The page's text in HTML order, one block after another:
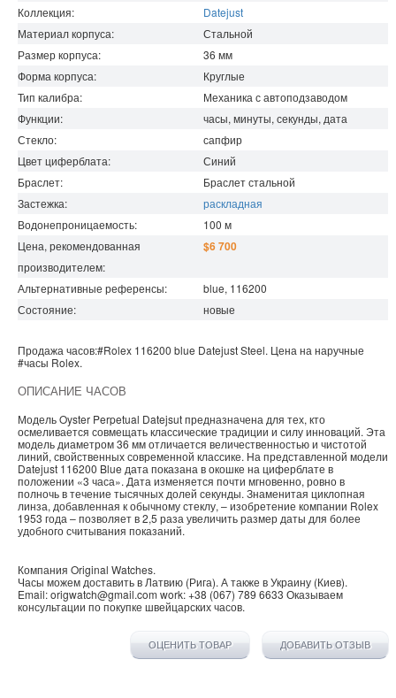
Коллекция:
Datejust
Материал корпуса:
Стальной
Размер корпуса:
36 мм
Форма корпуса:
Круглые
Тип калибра:
Механика с автоподзаводом
Функции:
часы, минуты, секунды, дата
Стекло:
сапфир
Цвет циферблата:
Синий
Браслет:
Браслет стальной
Застежка:
раскладная
Водонепроницаемость: 100 м
Цена, рекомендованная
производителем:
$6 700
Альтернативные референсы:
blue, 116200
Состояние:
новые
Продажа часов:#Rolex 116200 blue DatejustSteel. Цена на наручные
#часы Rolex.
ОПИСАНИЕ ЧАСОВ
Модель Oyster Perpetual Datejsut предназначена для тех, кто
осмеливается совмещать классические традиции и силу инноваций. Эта
модель диаметром 36 мм отличается величественностью и чистотой
линий, свойственных современной классике. На представленной модели
Datejust 116200 Blue дата показана в окошке на циферблате в
положении «3 часа». Дата изменяется почти мгновенно, ровно в
полночь в течение тысячных долей секунды. Знаменитая циклопная
линза, добавленная к обычному стеклу, – изобретение компании Rolex
1953 года – позволяет в 2,5 раза увеличить размер даты для более
удобного считывания показаний.
Компания Original Watches.
Часы можем доставить вЛатвию (Рига). А также вУкраину (Киев).
Email:origwatch@gmail.com work:+38 (067) 789 6633 Оказываем
консультации по покупке швейцарских часов.
ОЦЕНИТЬ ТОВАР ДОБАВИТЬ ОТЗЫВ